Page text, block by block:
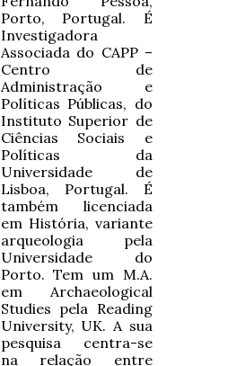
Porto, Portugal. É
Investigadora
Associada do CAPP –
Centro de
Administração e
Políticas Públicas, do
Instituto Superior de
Ciências Sociais e
Políticas da
Universidade de
Lisboa, Portugal. É
também licenciada
em História, variante
arqueologia pela
Universidade do
Porto. Tem um M.A.
em Archaeological
Studies pela Reading
University, UK. A sua
pesquisa centra-se
na relação entre